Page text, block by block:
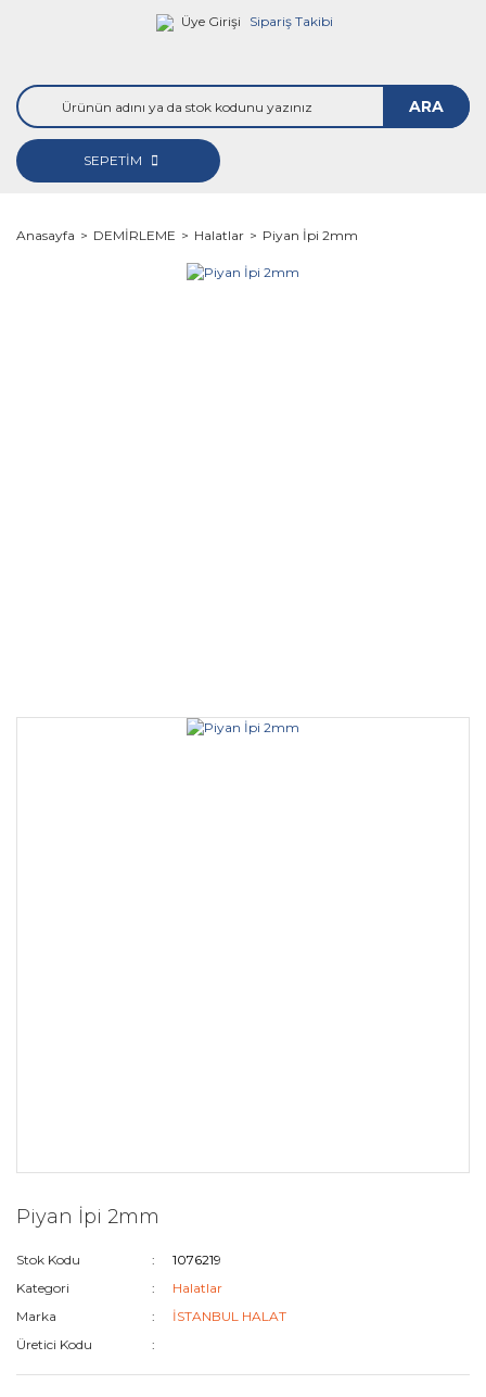
Üye Girişi Sipariş Takibi
ARA
SEPETİM
Anasayfa DEMİRLEME Halatlar Piyan İpi 2mm
Piyan İpi 2mm
Stok Kodu
1076219
Kategori
Halatlar
Marka
İSTANBUL HALAT
Üretici Kodu